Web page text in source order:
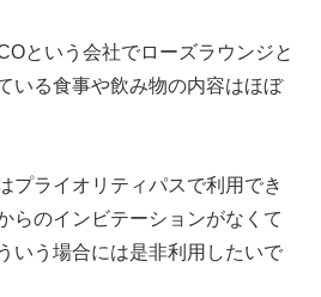
という会社でローズラウンジと
いる食事や飲み物の内容はほぼ
プライオリティパスで利用でき
らのインビテーションがなくて
いう場合には是非利用したいで